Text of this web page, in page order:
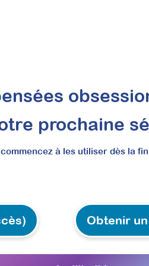
précision clinique et adaptez
prochaine
à les utiliser dès la
Obtenir